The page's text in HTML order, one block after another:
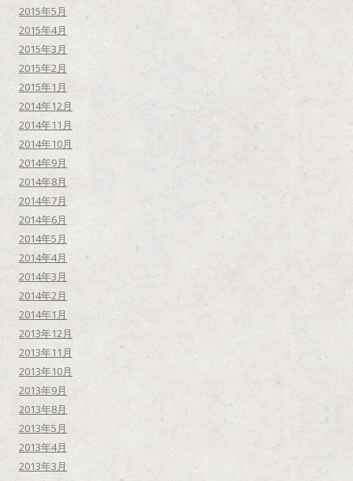
2015年5月
2015年4月
2015年3月
2015年2月
2015年1月
2014年12月
2014年11月
2014年10月
2014年9月
2014年8月
2014年7月
2014年6月
2014年5月
2014年4月
2014年3月
2014年2月
2014年1月
2013年12月
2013年11月
2013年10月
2013年9月
2013年8月
2013年5月
2013年4月
2013年3月